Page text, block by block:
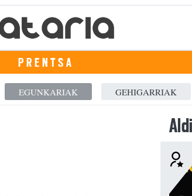
PRENTSA
EGUNKARIAK GEHIGARRIAK